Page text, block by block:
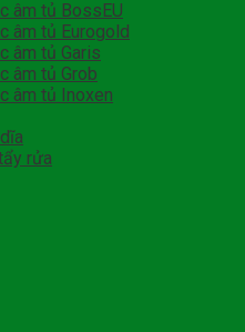
âm tủ BossEU
âm tủ Eurogold
âm tủ Garis
âm tủ Grob
âm tủ Inoxen
rửa